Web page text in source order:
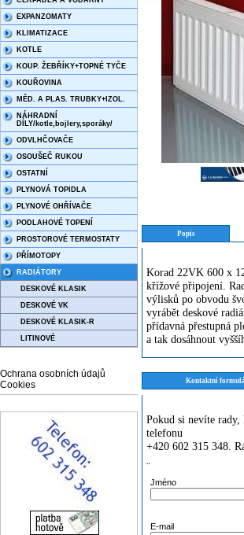
EXPANZOMATY
KLIMATIZACE
KOTLE
KOUP. ŽEBŘÍKY+TOPNÉ TYČE
KOUŘOVINA
MĚD. A PLAS. TRUBKY+IZOL.
NÁHRADNÍ
DÍLY/kotle,bojlery,sporáky/
ODVLHČOVAČE
OSOUŠEČ RUKOU
OSTATNÍ
PLYNOVÁ TOPIDLA
PLYNOVÉ OHŘÍVAČE
PODLAHOVÉ TOPENÍ
PROSTOROVÉ TERMOSTATY
PŘÍMOTOPY
RADIÁTORY
DESKOVÉ KLASIK
DESKOVÉ VK
DESKOVÉ KLASIK-R
LITINOVÉ
Ochrana osobních údajů
Cookies
Popis
Korad 22VK 600 x
křížové připojení.
výlisků po obvodu
vyrábět deskové
přídavná přestupná
a tak dosáhnout
Kontaktní
Pokud si nevíte
telefonu
+420 602 315 348.
¨
Jméno
E-mail